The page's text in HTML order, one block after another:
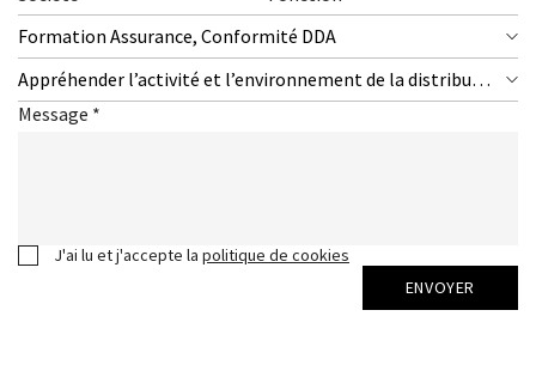
Formation Assurance, Conformité DDA
Appréhender l’activité et l’environnement de la distribution d’assurances et ses évolutions au regard des fonctions exercées
Message *
J'ai lu et j'accepte la politique de cookies
ENVOYER